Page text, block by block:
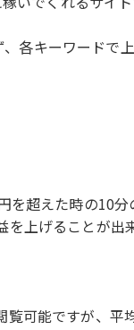
各キーワードで
超えた時の10
上げることが出来
可能ですが、平